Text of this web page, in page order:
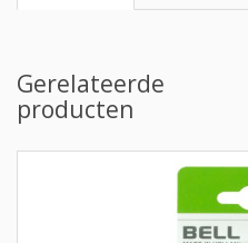
Gerelateerde
producten